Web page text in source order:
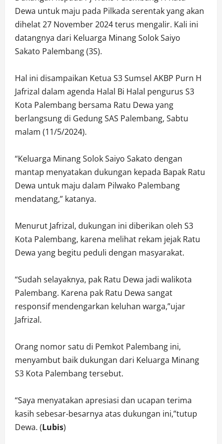
Dewa untuk maju pada Pilkada serentak yang akan
dihelat 27 November 2024 terus mengalir. Kali ini
datangnya dari Keluarga Minang Solok Saiyo
Sakato Palembang (3S).
Hal ini disampaikan Ketua S3 Sumsel AKBP Purn H
Jafrizal dalam agenda Halal Bi Halal pengurus S3
Kota Palembang bersama Ratu Dewa yang
berlangsung di Gedung SAS Palembang, Sabtu
malam (11/5/2024).
“Keluarga Minang Solok Saiyo Sakato dengan
mantap menyatakan dukungan kepada Bapak Ratu
Dewa untuk maju dalam Pilwako Palembang
mendatang,” katanya.
Menurut Jafrizal, dukungan ini diberikan oleh S3
Kota Palembang, karena melihat rekam jejak Ratu
Dewa yang begitu peduli dengan masyarakat.
“Sudah selayaknya, pak Ratu Dewa jadi walikota
Palembang. Karena pak Ratu Dewa sangat
responsif mendengarkan keluhan warga,”ujar
Jafrizal.
Orang nomor satu di Pemkot Palembang ini,
menyambut baik dukungan dari Keluarga Minang
S3 Kota Palembang tersebut.
“Saya menyatakan apresiasi dan ucapan terima
kasih sebesar-besarnya atas dukungan ini,”tutup
Dewa. (Lubis)